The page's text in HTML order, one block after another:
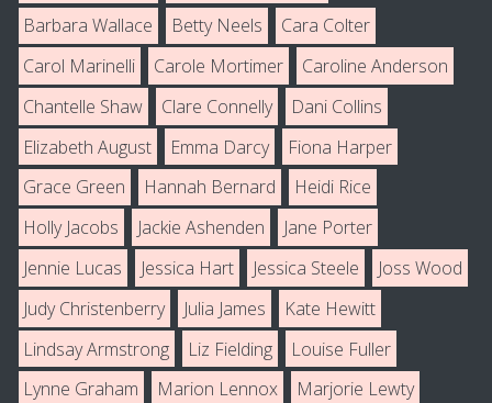
Barbara Wallace
Betty Neels
Cara Colter
Carol Marinelli
Carole Mortimer
Caroline Anderson
Chantelle Shaw
Clare Connelly
Dani Collins
Elizabeth August
Emma Darcy
Fiona Harper
Grace Green
Hannah Bernard
Heidi Rice
Holly Jacobs
Jackie Ashenden
Jane Porter
Jennie Lucas
Jessica Hart Jessica Steele
Joss Wood
Judy Christenberry
Julia James
Kate Hewitt
Lindsay Armstrong
Liz Fielding
Louise Fuller
Lynne Graham
Marion Lennox
Marjorie Lewty